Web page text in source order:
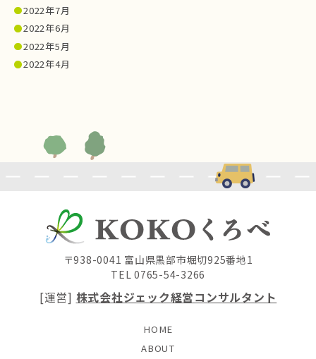
2022年7月
2022年6月
2022年5月
2022年4月
〒938-0041 富山県黒部市堀切925番地1
TEL 0765-54-3266
[運営] 株式会社ジェック経営コンサルタント
HOME
ABOUT